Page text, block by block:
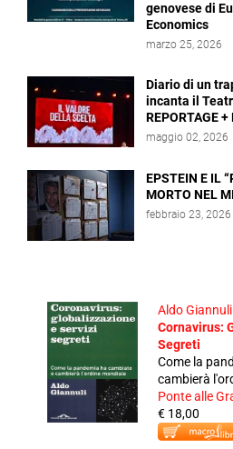
genovese di
Economics
marzo 25, 2026
Diario di un
incanta il
REPORTAGE +
maggio 02, 2026
EPSTEIN E IL
MORTO NEL
febbraio 23, 2026
Aldo Giannuli
Cornavirus:
Segreti
Come la
cambierà
Ponte alle
€ 18,00